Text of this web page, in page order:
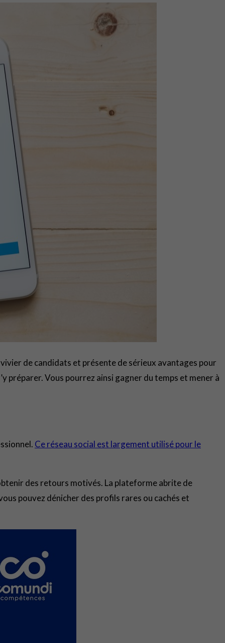
de candidats et présente de sérieux avantages pour
préparer. Vous pourrez ainsi gagner du temps et mener à
Ce réseau social est largement utilisé pour le
des retours motivés. La plateforme abrite de
pouvez dénicher des profils rares ou cachés et